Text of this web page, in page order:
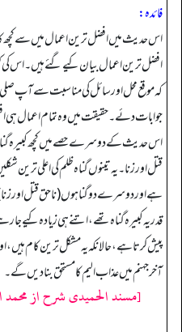
فائدہ:
اس حدیث میں افضل ترین اعمال میں سے کچھ
افضل ترین اعمال بیان کیے گئے ہیں۔ اس
کہ موقع محل اور سائل کی مناسبت سے آپ صلی
جوابات دئے۔ حقیقت میں وہ تمام اعمال ہی
اس حدیث کے دوسرے حصے میں کچھ کبیرہ
قتل اور زنا۔ یہ تینوں گناہ ظلم کی اعلی
ہے اور دوسرے دو گناہوں (ناحق قتل اور
قدر یہ کبیرہ گناہ تھے، اتنے ہی زیادہ کیے
پیش کرتا ہے، حالانکہ یہ مشکل ترین کام ہیں،
آخر جہنم میں عذاب الیم کا مستحق بنا دیں گے۔
[مسند الحمیدی شرح از محمد